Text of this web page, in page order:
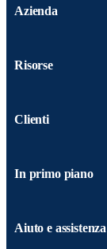
Azienda
Risorse
Clienti
In primo piano
Aiuto e assistenza